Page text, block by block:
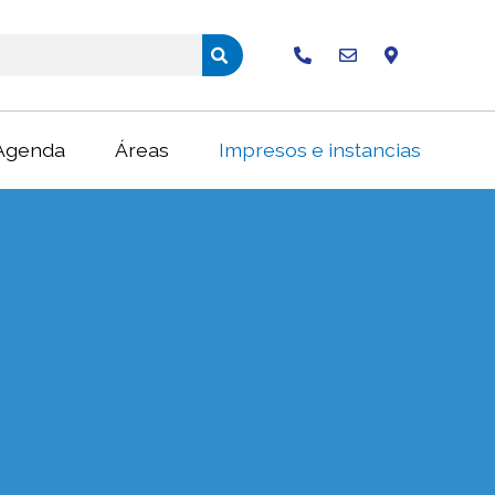
Áreas Impresos e instancias